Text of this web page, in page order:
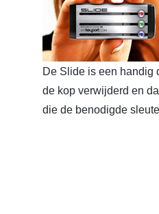
De Slide is een handig
de kop verwijderd en
die de benodigde